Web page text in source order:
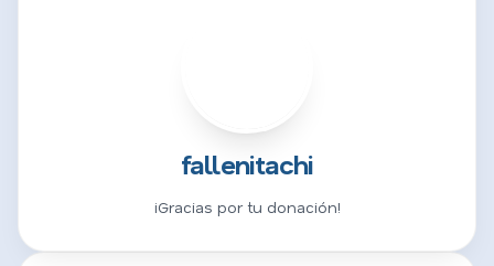
fallenitachi
¡Gracias por tu donación!